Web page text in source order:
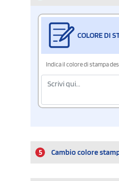
COLORE DI
Indica il colore di stampa
5 Cambio colore